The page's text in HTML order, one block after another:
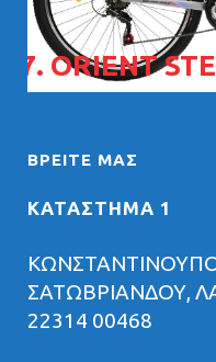
07. ORIENT
ΒΡΕΊΤΕ ΜΑΣ
ΚΑΤΑΣΤΗΜΑ 1
ΣΑΤΩΒΡΙΑΝΔΟΥ,
22314 00468